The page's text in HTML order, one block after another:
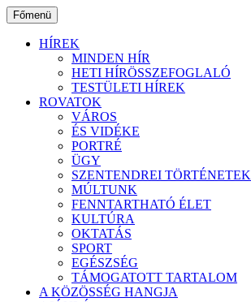
Ugrás
a
tartalomhoz
Főmenü
HÍREK
MINDEN HÍR
HETI HÍRÖSSZEFOGLALÓ
TESTÜLETI HÍREK
ROVATOK
VÁROS
ÉS VIDÉKE
PORTRÉ
ÜGY
SZENTENDREI TÖRTÉNETEK
MÚLTUNK
FENNTARTHATÓ ÉLET
KULTÚRA
OKTATÁS
SPORT
EGÉSZSÉG
TÁMOGATOTT TARTALOM
A KÖZÖSSÉG HANGJA